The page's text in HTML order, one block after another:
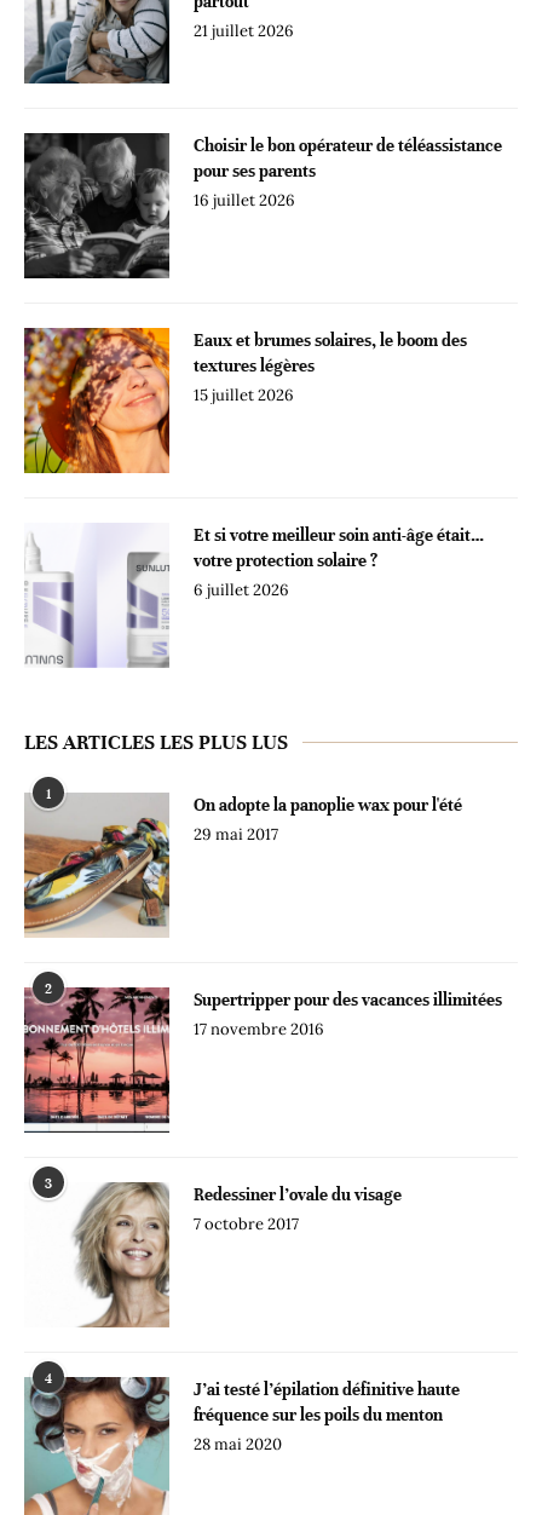
21 juillet 2026
Choisir le bon opérateur de téléassistance
pour ses parents
16 juillet 2026
Eaux et brumes solaires, le boom des
textures légères
15 juillet 2026
Et si votre meilleur soin anti-âge était…
votre protection solaire ?
6 juillet 2026
LES ARTICLES LES PLUS LUS
1
On adopte la panoplie wax pour l'été
29 mai 2017
2
Supertripper pour des vacances illimitées
17 novembre 2016
3
Redessiner l’ovale du visage
7 octobre 2017
4
J’ai testé l’épilation définitive haute
fréquence sur les poils du menton
28 mai 2020